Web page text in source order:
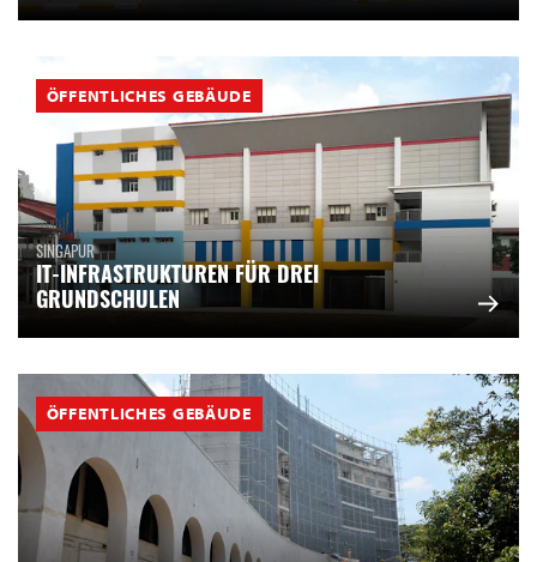
ÖFFENTLICHES GEBÄUDE
SINGAPUR
IT-INFRASTRUKTUREN FÜR DREI
GRUNDSCHULEN
ÖFFENTLICHES GEBÄUDE